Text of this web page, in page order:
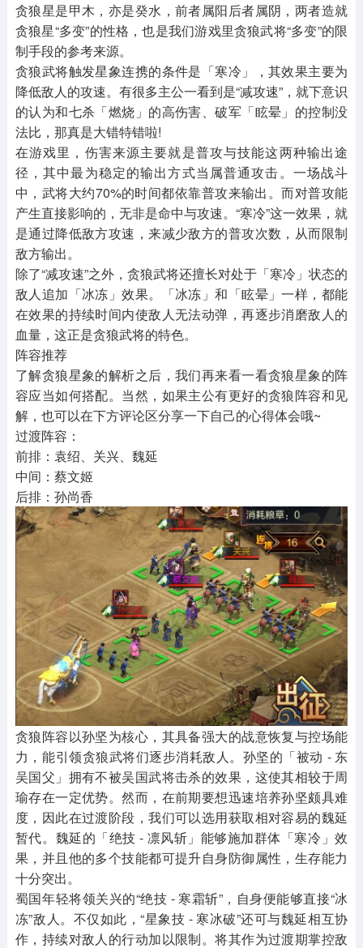
贪狼星是甲木，亦是癸水，前者属阳后者属阴，两者造就
贪狼星“多变”的性格，也是我们游戏里贪狼武将“多变”的限
制手段的参考来源。
贪狼武将触发星象连携的条件是「寒冷」，其效果主要为
降低敌人的攻速。有很多主公一看到是“减攻速”，就下意识
的认为和七杀「燃烧」的高伤害、破军「眩晕」的控制没
法比，那真是大错特错啦!
在游戏里，伤害来源主要就是普攻与技能这两种输出途
径，其中最为稳定的输出方式当属普通攻击。一场战斗
中，武将大约70%的时间都依靠普攻来输出。而对普攻能
产生直接影响的，无非是命中与攻速。“寒冷”这一效果，就
是通过降低敌方攻速，来减少敌方的普攻次数，从而限制
敌方输出。
除了“减攻速”之外，贪狼武将还擅长对处于「寒冷」状态的
敌人追加「冰冻」效果。「冰冻」和「眩晕」一样，都能
在效果的持续时间内使敌人无法动弹，再逐步消磨敌人的
血量，这正是贪狼武将的特色。
阵容推荐
了解贪狼星象的解析之后，我们再来看一看贪狼星象的阵
容应当如何搭配。当然，如果主公有更好的贪狼阵容和见
解，也可以在下方评论区分享一下自己的心得体会哦~
过渡阵容：
前排：袁绍、关兴、魏延
中间：蔡文姬
后排：孙尚香
贪狼阵容以孙坚为核心，其具备强大的战意恢复与控场能
力，能引领贪狼武将们逐步消耗敌人。孙坚的「被动 - 东
吴国父」拥有不被吴国武将击杀的效果，这使其相较于周
瑜存在一定优势。然而，在前期要想迅速培养孙坚颇具难
度，因此在过渡阶段，我们可以选用获取相对容易的魏延
暂代。魏延的「绝技 - 凛风斩」能够施加群体「寒冷」效
果，并且他的多个技能都可提升自身防御属性，生存能力
十分突出。
蜀国年轻将领关兴的“绝技 - 寒霜斩”，自身便能够直接“冰
冻”敌人。不仅如此，“星象技 - 寒冰破”还可与魏延相互协
作，持续对敌人的行动加以限制。将其作为过渡期掌控敌